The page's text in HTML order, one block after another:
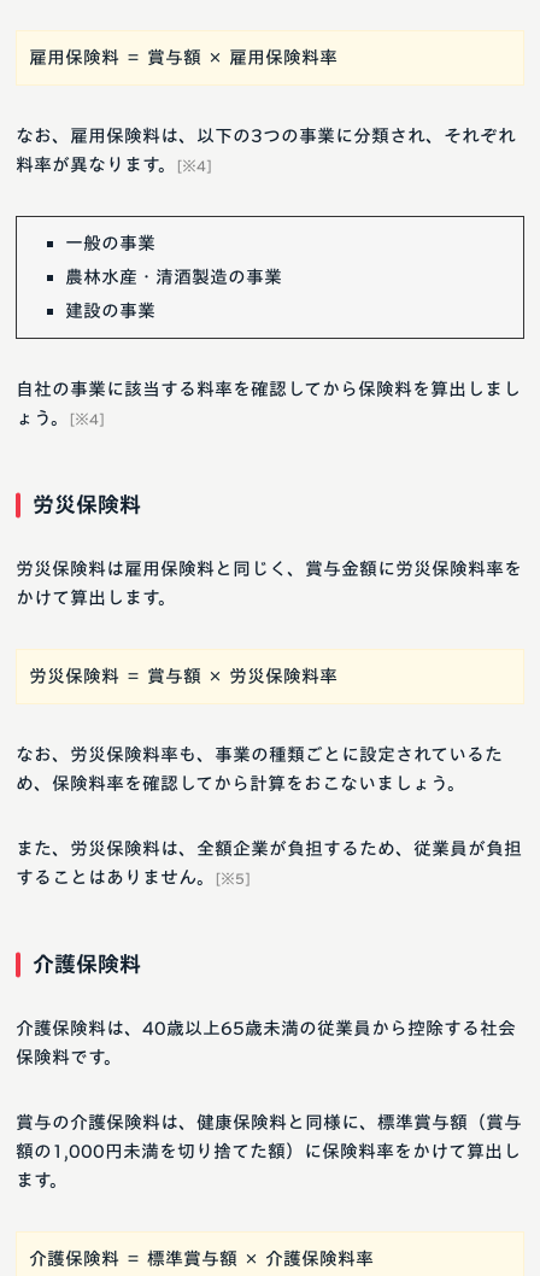
雇用保険料 ＝ 賞与額 × 雇用保険料率
なお、雇用保険料は、以下の3つの事業に分類され、それぞれ
料率が異なります。
[※4]
一般の事業
農林水産・清酒製造の事業
建設の事業
自社の事業に該当する料率を確認してから保険料を算出しまし
ょう。
[※4]
労災保険料
労災保険料は雇用保険料と同じく、賞与金額に労災保険料率を
かけて算出します。
労災保険料 ＝ 賞与額 × 労災保険料率
なお、労災保険料率も、事業の種類ごとに設定されているた
め、保険料率を確認してから計算をおこないましょう。
また、労災保険料は、全額企業が負担するため、従業員が負担
することはありません。
[※5]
介護保険料
介護保険料は、40歳以上65歳未満の従業員から控除する社会
保険料です。
賞与の介護保険料は、健康保険料と同様に、標準賞与額（賞与
額の1,000円未満を切り捨てた額）に保険料率をかけて算出し
ます。
介護保険料 ＝ 標準賞与額 × 介護保険料率